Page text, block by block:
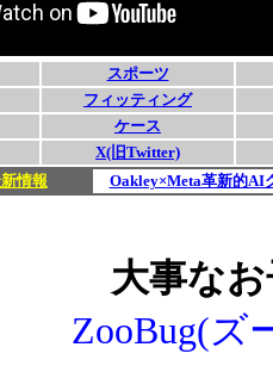
大事な
ZooBug(ズ